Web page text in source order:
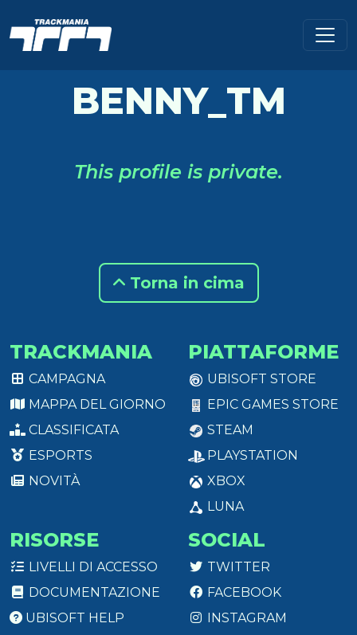
BENNY_TM
This profile is private.
Torna in cima
TRACKMANIA
CAMPAGNA
MAPPA DEL GIORNO
CLASSIFICATA
ESPORTS
NOVITÀ
PIATTAFORME
UBISOFT STORE
EPIC GAMES STORE
STEAM
PLAYSTATION
XBOX
LUNA
RISORSE
LIVELLI DI ACCESSO
DOCUMENTAZIONE
UBISOFT HELP
SOCIAL
TWITTER
FACEBOOK
INSTAGRAM